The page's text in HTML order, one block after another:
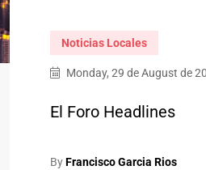
Noticias Locales
Monday, 29 de August de
El Foro Headlines
ByFrancisco Garcia Rios